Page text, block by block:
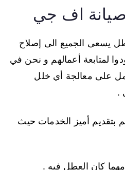
اف جي
يسعى الجميع الى إصلاح
لمتابعة أعمالهم و نحن في
على معالجة أي خلل
.
بتقديم أميز الخدمات حيث
كان العطل فيه .